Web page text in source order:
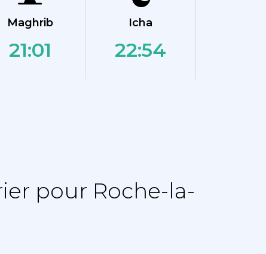
Maghrib
21:01
Icha
22:54
pour Roche-la-